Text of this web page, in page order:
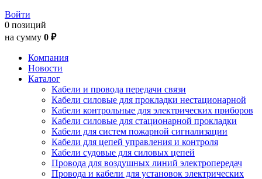
Войти
0 позиций
на сумму 0 ₽
Компания
Новости
Каталог
Кабели и провода передачи связи
Кабели силовые для прокладки нестационарной
Кабели контрольные для электрических приборов
Кабели силовые для стационарной прокладки
Кабели для систем пожарной сигнализации
Кабели для цепей управления и контроля
Кабели судовые для силовых цепей
Провода для воздушных линий электропередач
Провода и кабели для установок электрических